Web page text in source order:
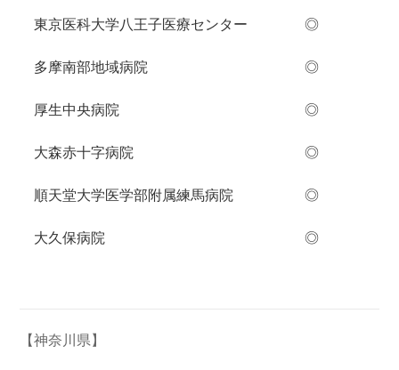
東京医科大学八王子医療センター◎
多摩南部地域病院◎
厚生中央病院◎
大森赤十字病院◎
順天堂大学医学部附属練馬病院◎
大久保病院◎
【神奈川県】